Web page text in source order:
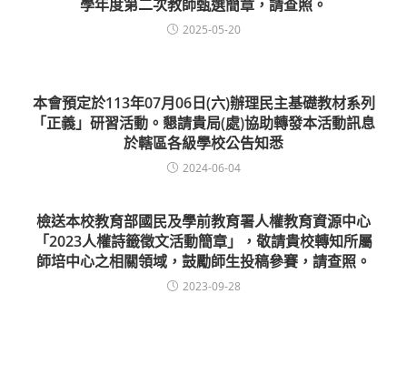
學年度第二次教師甄選簡章，請查照。
2025-05-20
本會預定於113年07月06日(六)辦理民主基礎教材系列
「正義」研習活動。懇請貴局(處)協助轉發本活動訊息
於轄區各級學校公告知悉
2024-06-04
檢送本校教育部國民及學前教育署人權教育資源中心
「2023人權詩籤徵文活動簡章」，敬請貴校轉知所屬
師培中心之相關領域，鼓勵師生投稿參賽，請查照。
2023-09-28